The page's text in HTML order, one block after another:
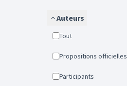
Auteurs
Tout
Propositions officielles
Participants